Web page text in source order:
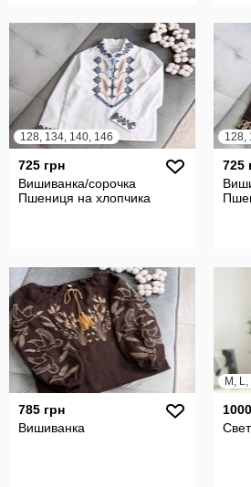
128, 134, 140, 146
725 грн
Вишиванка/сорочка
Пшениця на хлопчика
128,
725
785 грн
Вишиванка
M,